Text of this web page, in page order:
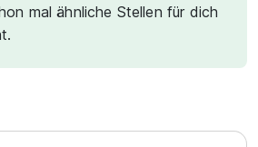
mal ähnliche Stellen für dich